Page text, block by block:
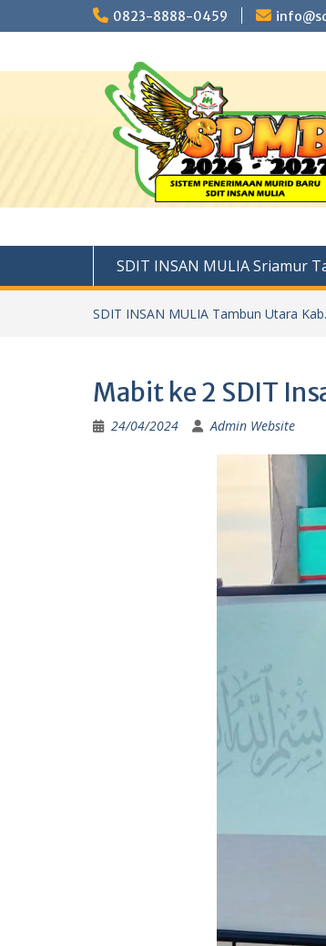
to
0823-8888-0459
SDIT INSAN MULIA Sriamur
SDIT INSAN MULIA Tambun Utara
Mabit ke 2 SDIT
24/04/2024 Admin Website